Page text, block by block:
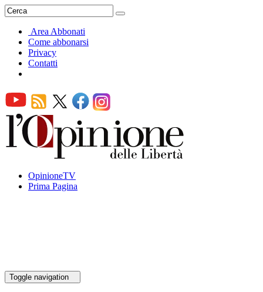
Area Abbonati
Come abbonarsi
Privacy
Contatti
OpinioneTV
Prima Pagina
Toggle navigation